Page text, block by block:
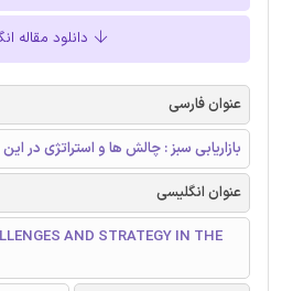
دانلود مقاله
عنوان فارسی
بازاریابی سبز : چالش ها و استراتژی در
عنوان انگلیسی
AND STRATEGY IN THE